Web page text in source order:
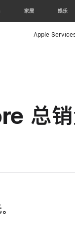
家居 娱乐
Apple
总销